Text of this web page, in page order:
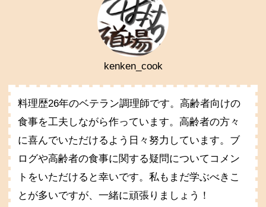
kenken_cook
料理歴26年のベテラン調理師です。高齢者向けの
食事を工夫しながら作っています。高齢者の方々
に喜んでいただけるよう日々努力しています。ブ
ログや高齢者の食事に関する疑問についてコメン
トをいただけると幸いです。私もまだ学ぶべきこ
とが多いですが、一緒に頑張りましょう！